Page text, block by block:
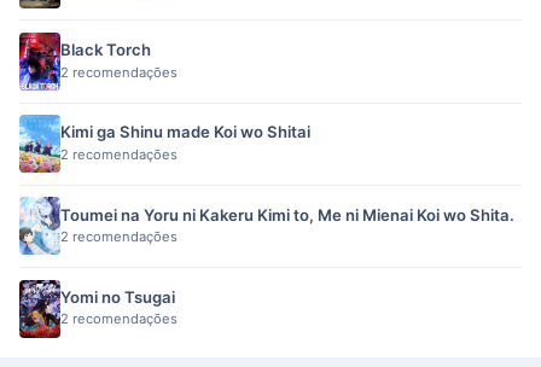
Black Torch
2 recomendações
Kimi ga Shinu made Koi wo Shitai
2 recomendações
Toumei na Yoru ni Kakeru Kimi to, Me ni Mienai Koi wo Shita.
2 recomendações
Yomi no Tsugai
2 recomendações